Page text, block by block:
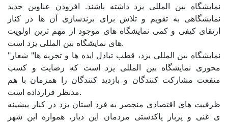
نمایشگاه بین المللی یزد داشته باشند. افزودن عناوین جدید
نمایشگاهی به تقویم و تلاش برای برندسازی آن ها در کنار
ارتقای کیفی و کمی نمایشگاه های موجود از مهم ترین اولویت
های نمایشگاه بین المللی یزد است.
"نمایشگاه بین المللی یزد، قطب تبادل ایده ها و تجربه ها" شعار
محوری نمایشگاه بین المللی یزد است که رضایت و کسب
منفعت مشارکت کنندگان و بازدید کنندگان را همزمان با هم
مدنظر قرارداده است.
ظرفیت های اقتصادی منحصر به فرد استان یزد در کنار پیشینه
ی غنی و پربار پاکدستی مردمان این دیار، همواره این شهر